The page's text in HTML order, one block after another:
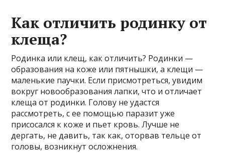
Как отличить родинку от
клеща?
Родинка или клещ, как отличить? Родинки —
образования на коже или пятнышки, а клещи —
маленькие паучки. Если присмотреться, увидим
вокруг новообразования лапки, что и отличает
клеща от родинки. Голову не удастся
рассмотреть, с ее помощью паразит уже
присосался к коже и пьет кровь. Лучше не
дергать, не давить, так как, оторвав тельце от
головы, возникнут осложнения.